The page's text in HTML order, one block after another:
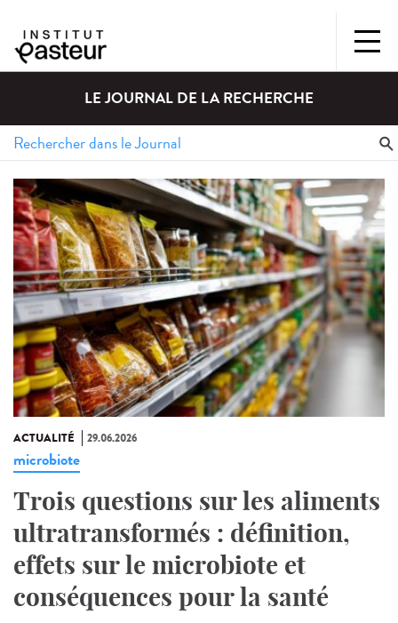
LE JOURNAL DE LA RECHERCHE
ACTUALITÉ 29.06.2026
microbiote
Trois questions sur les aliments
ultratransformés : définition,
effets sur le microbiote et
conséquences pour la santé